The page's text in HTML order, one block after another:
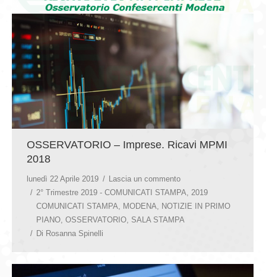
GIOVEDÌ GASTRONOMICI
COMUNICATI E NEWS
CONTATTI
OSSERVATORIO – Imprese. Ricavi MPMI
2018
lunedì 22 Aprile 2019
Lascia un commento
2° Trimestre 2019 - COMUNICATI STAMPA, 2019
COMUNICATI STAMPA, MODENA, NOTIZIE IN PRIMO
PIANO, OSSERVATORIO, SALA STAMPA
Di Rosanna Spinelli